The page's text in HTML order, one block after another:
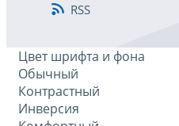
RSS
Цвет шрифта и фона
Обычный
Контрастный
Инверсия